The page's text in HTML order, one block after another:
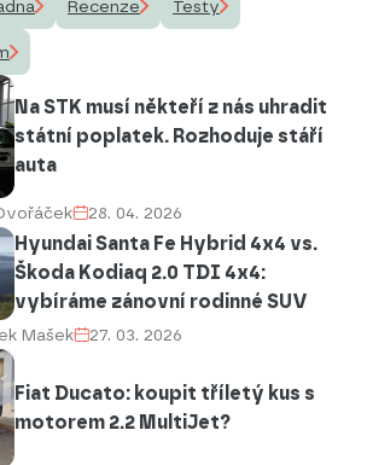
Recenze Testy
Na STK musí někteří z nás uhradit
státní poplatek. Rozhoduje stáří
auta
28. 04. 2026
Hyundai Santa Fe Hybrid 4x4 vs.
Škoda Kodiaq 2.0 TDI 4x4:
vybíráme zánovní rodinné SUV
Mašek 27. 03. 2026
Fiat Ducato: koupit tříletý kus s
motorem 2.2 MultiJet?